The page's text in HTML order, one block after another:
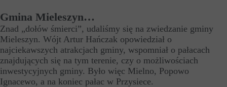
Gmina Mieleszyn…
Znad „dołów śmierci”, udaliśmy się na zwiedzanie gminy
Mieleszyn. Wójt Artur Hańczak opowiedział o
najciekawszych atrakcjach gminy, wspomniał o pałacach
znajdujących się na tym terenie, czy o możliwościach
inwestycyjnych gminy. Było więc Mielno, Popowo
Ignacewo, a na koniec pałac w Przysiece.